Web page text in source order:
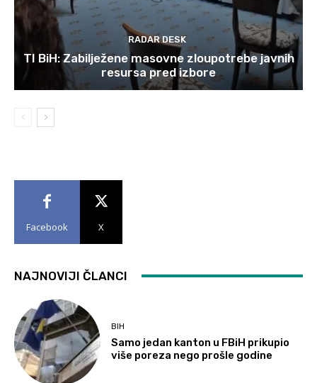
RADAR DESK
TI BiH: Zabilježene masovne zloupotrebe javnih
resursa pred izbore
Facebook X
NAJNOVIJI ČLANCI
BIH
Samo jedan kanton u FBiH prikupio
više poreza nego prošle godine